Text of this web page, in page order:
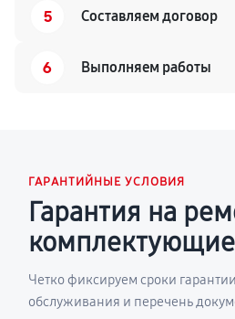
5 Составляем договор
6 Выполняем работы
ГАРАНТИЙНЫЕ УСЛОВИЯ
Гарантия на
комплектующие
Четко фиксируем сроки
обслуживания и перечень